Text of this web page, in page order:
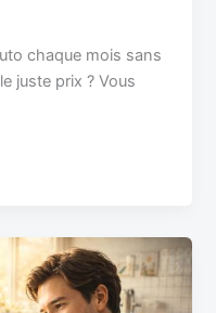
chaque mois sans
juste prix ? Vous